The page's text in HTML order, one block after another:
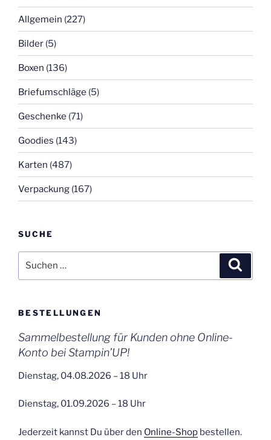
Allgemein (227)
Bilder (5)
Boxen (136)
Briefumschläge (5)
Geschenke (71)
Goodies (143)
Karten (487)
Verpackung (167)
SUCHE
nach:
BESTELLUNGEN
Sammelbestellung für Kunden ohne Online-
Konto bei Stampin’UP!
Dienstag, 04.08.2026 – 18 Uhr
Dienstag, 01.09.2026 – 18 Uhr
Jederzeit kannst Du über den Online-Shop bestellen.